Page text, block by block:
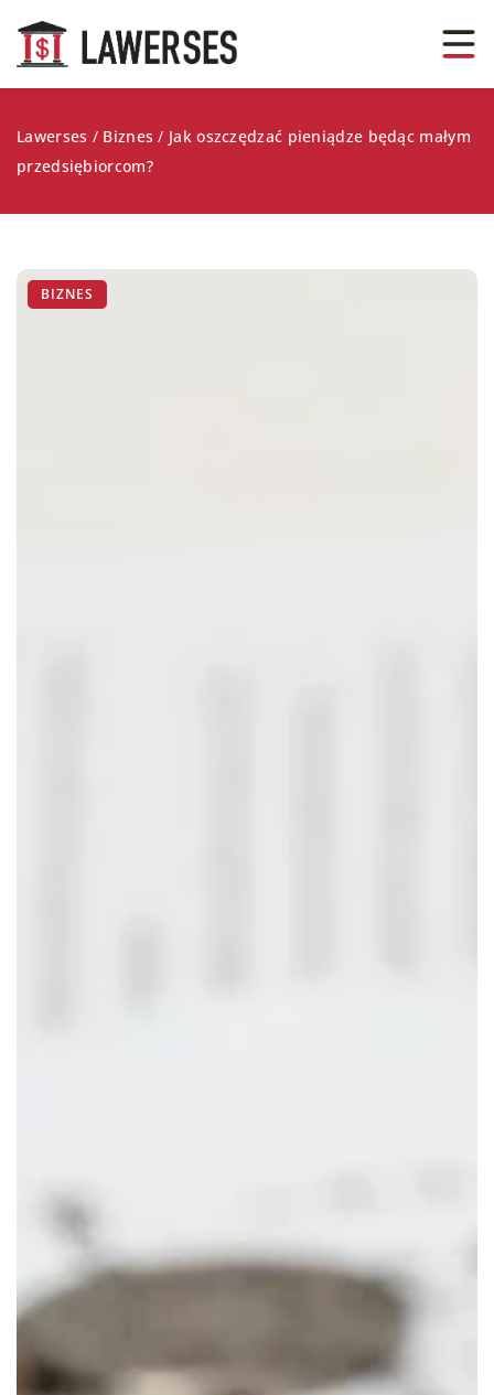
Lawerses / Biznes / Jak oszczędzać pieniądze będąc małym
przedsiębiorcom?
BIZNES